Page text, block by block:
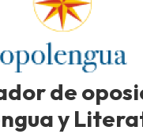
de
y